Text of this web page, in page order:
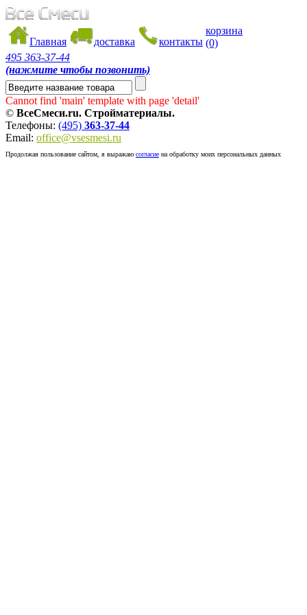
Главная доставка контакты
корзина
(0)
495 363-37-44
(нажмите чтобы позвонить)
Cannot find 'main' template with page 'detail'
© ВсеСмеси.ru. Стройматериалы.
Телефоны: (495) 363-37-44
Email: office@vsesmesi.ru
Продолжая пользование сайтом, я выражаю согласие на обработку моих персональных данных